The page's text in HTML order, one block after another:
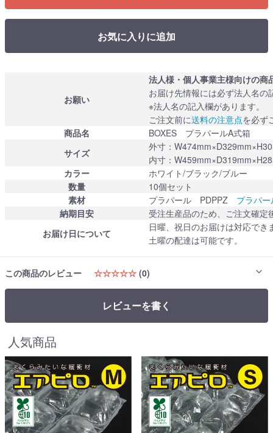
お気に入りに追加
お願い
法人様・個人事業主様向けの商
お届け先情報には必ず法人名の
※法人名の記入欄があります。
ご注文前に送料の注意点を必ず
商品名
BOXES プラパールA式箱
サイズ
外寸：
内寸：
カラー
ホワイト/ブラック/ブルー
数量
10個セット
素材
プラパール PDPPZ プラパ
納期目安
受注生産品のため、ご注文確定
お届け日について
日曜、祝日のお届けは対応でき
土曜の配達は可能です。
この商品のレビュー ☆☆☆☆☆ (0)
レビューを書く
人気商品